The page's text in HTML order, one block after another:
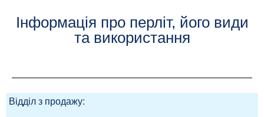
Інформація про перліт, його види
та використання
Відділ з продажу: